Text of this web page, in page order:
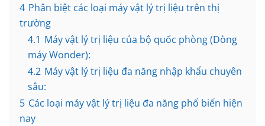
4 Phân biệt các loại máy vật lý trị liệu trên thị
trường
4.1 Máy vật lý trị liệu của bộ quốc phòng (Dòng
máy Wonder):
4.2 Máy vật lý trị liệu đa năng nhập khẩu chuyên
sâu:
5 Các loại máy vật lý trị liệu đa năng phổ biến hiện
nay